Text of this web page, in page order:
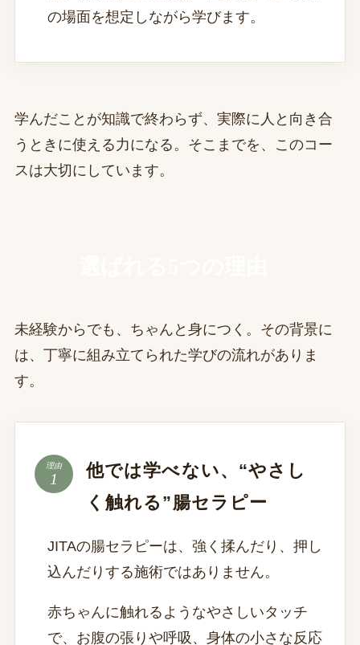
の場面を想定しながら学びます。
学んだことが知識で終わらず、実際に人と向き合
うときに使える力になる。そこまでを、このコー
スは大切にしています。
未経験からでも、ちゃんと身につく。その背景に
は、丁寧に組み立てられた学びの流れがありま
す。
理由
他では学べない、“やさし
く触れる”腸セラピー
JITAの腸セラピーは、強く揉んだり、押し
込んだりする施術ではありません。
赤ちゃんに触れるようなやさしいタッチ
で、お腹の張りや呼吸、身体の小さな反応